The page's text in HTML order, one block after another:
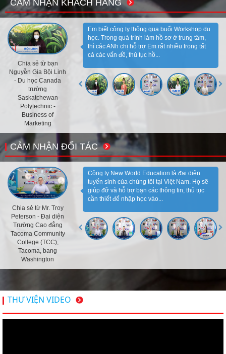
CẢM NHẬN KHÁCH HÀNG
Chia sẻ từ bạn
Nguyễn Gia Bội Linh
- Du học Canada
trường
Saskatchewan
Polytechnic -
Business of
Marketing
Em biết công ty thông qua buổi Workshop du
học. Trong quá trình làm hồ sơ ở trung tâm,
thì các ANh chị hỗ trợ Em rất nhiều trong tất
cả các vấn đề, thủ tục hồ...
CẢM NHẬN ĐỐI TÁC
Chia sẻ từ Mr. Troy
Peterson - Đại diện
Trường Cao đẳng
Tacoma Community
College (TCC),
Tacoma, bang
Washington
Công ty New World Education là đại diện
tuyển sinh của chúng tôi tại Việt Nam. Họ sẽ
giúp đỡ và hỗ trợ bạn các thông tin, thủ tục
cần thiết để nhập học vào...
THƯ VIỆN VIDEO